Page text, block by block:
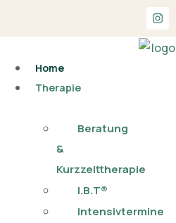
Home
Therapie
Beratung
&
Kurzzeittherapie
I.B.T®
Intensivtermine